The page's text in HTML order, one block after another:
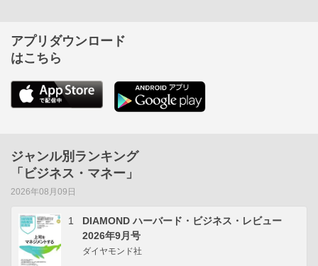
アプリダウンロード
はこちら
ジャンル別ランキング
「ビジネス・マネー」
2026年08月09日
1
DIAMOND ハーバード・ビジネス・レビュー
2026年9月号
ダイヤモンド社